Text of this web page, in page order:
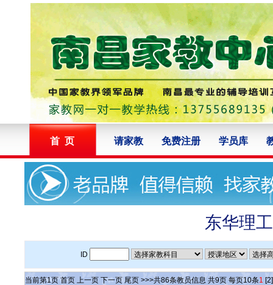
首 页 请家教 免费注册 学员库
东华理
ID
当前第1页 首页 上一页 下一页 尾页 >>>共86条教员信息 共9页 每页10条1 [2]